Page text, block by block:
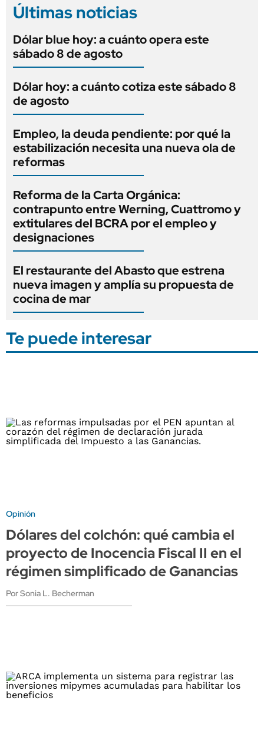
Últimas noticias
Dólar blue hoy: a cuánto opera este
sábado 8 de agosto
Dólar hoy: a cuánto cotiza este sábado 8
de agosto
Empleo, la deuda pendiente: por qué la
estabilización necesita una nueva ola de
reformas
Reforma de la Carta Orgánica:
contrapunto entre Werning, Cuattromo y
extitulares del BCRA por el empleo y
designaciones
El restaurante del Abasto que estrena
nueva imagen y amplía su propuesta de
cocina de mar
Te puede interesar
Opinión
Dólares del colchón: qué cambia el
proyecto de Inocencia Fiscal II en el
régimen simplificado de Ganancias
Por Sonia L. Becherman